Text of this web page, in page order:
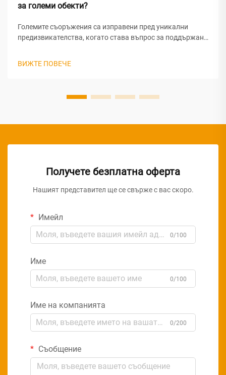
за големи обекти?
Големите съоръжения са изправени пред уникални
предизвикателства, когато става въпрос за поддържане
ВИЖТЕ ПОВЕЧЕ
Получете безплатна оферта
Нашият представител ще се свърже с вас скоро.
Имейл
0/100
Име
0/100
Име на компанията
0/200
Съобщение